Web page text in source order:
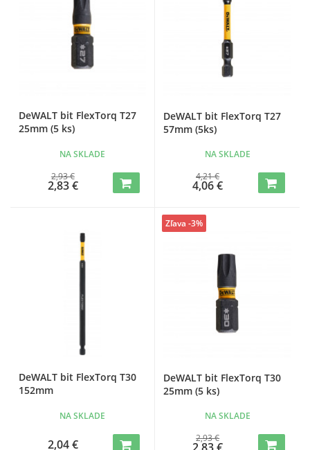
DeWALT bit FlexTorq T27
25mm (5 ks)
NA SKLADE
2,93 €
2,83 €
DeWALT bit FlexTorq T27
57mm (5ks)
NA SKLADE
4,21 €
4,06 €
DeWALT bit FlexTorq T30
152mm
NA SKLADE
2,04 €
DeWALT bit FlexTorq T30
25mm (5 ks)
NA SKLADE
2,93 €
Zľava -3%